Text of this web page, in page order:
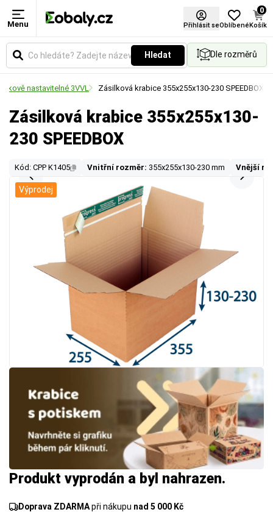
Menu Přihlásit seOblíbené
0
Košík
Hledat Dle rozměrů
nastavitelné 3VVL Zásilková krabice 355x255x130-230 SPEEDBOX
Zásilková krabice 355x255x130-
230 SPEEDBOX
Kód: CPP K1405 Vnitřní rozměr: 355x255x130-230 mm Vnější
Produkt vyprodán a byl nahrazen.
Doprava ZDARMApři nákupu nad 5 000 Kč
Výprodej